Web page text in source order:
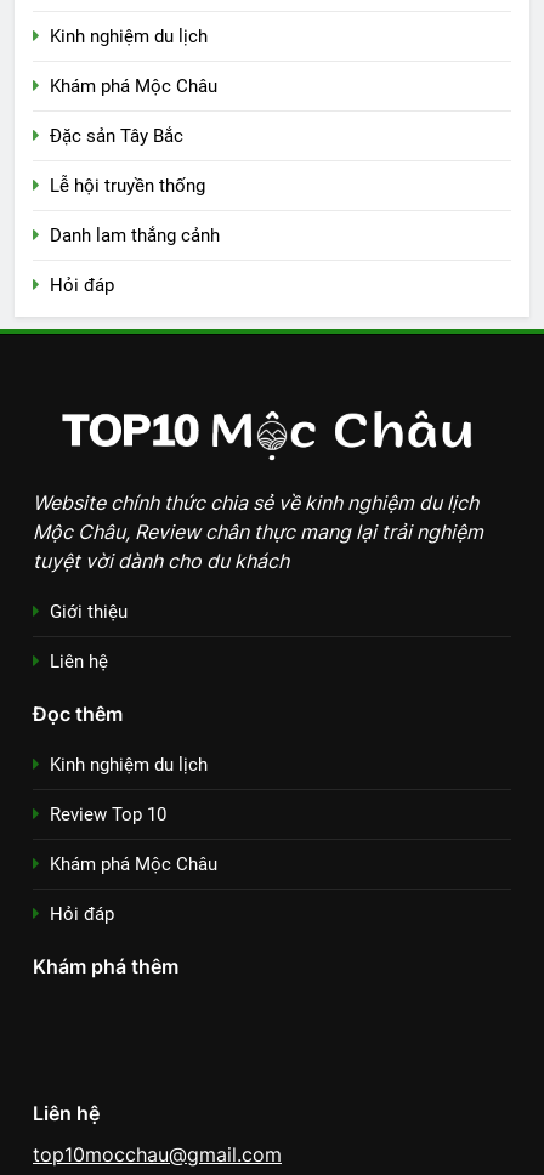
Kinh nghiệm du lịch
Khám phá Mộc Châu
Đặc sản Tây Bắc
Lễ hội truyền thống
Danh lam thắng cảnh
Hỏi đáp
Website chính thức chia sẻ về kinh nghiệm du lịch
Mộc Châu, Review chân thực mang lại trải nghiệm
tuyệt vời dành cho du khách
Giới thiệu
Liên hệ
Đọc thêm
Kinh nghiệm du lịch
Review Top 10
Khám phá Mộc Châu
Hỏi đáp
Khám phá thêm
Liên hệ
top10mocchau@gmail.com